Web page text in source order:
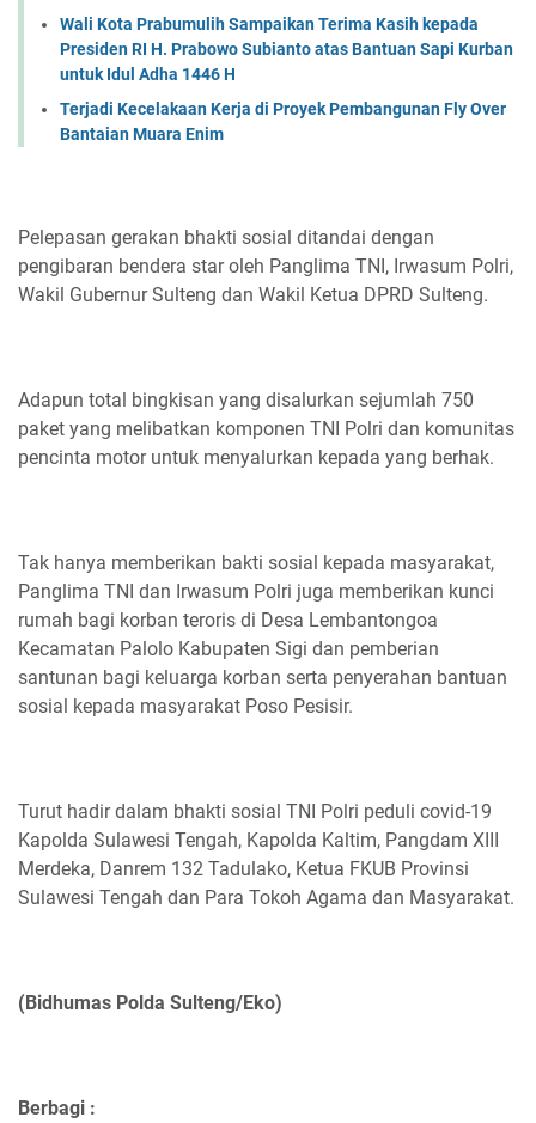
Wali Kota Prabumulih Sampaikan Terima Kasih kepada
Presiden RI H. Prabowo Subianto atas Bantuan Sapi Kurban
untuk Idul Adha 1446 H
Terjadi Kecelakaan Kerja di Proyek Pembangunan Fly Over
Bantaian Muara Enim
Pelepasan gerakan bhakti sosial ditandai dengan
pengibaran bendera star oleh Panglima TNI, Irwasum Polri,
Wakil Gubernur Sulteng dan Wakil Ketua DPRD Sulteng.
Adapun total bingkisan yang disalurkan sejumlah 750
paket yang melibatkan komponen TNI Polri dan komunitas
pencinta motor untuk menyalurkan kepada yang berhak.
Tak hanya memberikan bakti sosial kepada masyarakat,
Panglima TNI dan Irwasum Polri juga memberikan kunci
rumah bagi korban teroris di Desa Lembantongoa
Kecamatan Palolo Kabupaten Sigi dan pemberian
santunan bagi keluarga korban serta penyerahan bantuan
sosial kepada masyarakat Poso Pesisir.
Turut hadir dalam bhakti sosial TNI Polri peduli covid-19
Kapolda Sulawesi Tengah, Kapolda Kaltim, Pangdam XIII
Merdeka, Danrem 132 Tadulako, Ketua FKUB Provinsi
Sulawesi Tengah dan Para Tokoh Agama dan Masyarakat.
(Bidhumas Polda Sulteng/Eko)
Berbagi :